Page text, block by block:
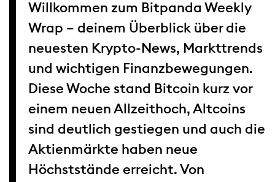
Willkommen zum Bitpanda Weekly
Wrap – deinem Überblick über die
neuesten Krypto-News, Markttrends
und wichtigen Finanzbewegungen.
Diese Woche stand Bitcoin kurz vor
einem neuen Allzeithoch, Altcoins
sind deutlich gestiegen und auch die
Aktienmärkte haben neue
Höchststände erreicht. Von